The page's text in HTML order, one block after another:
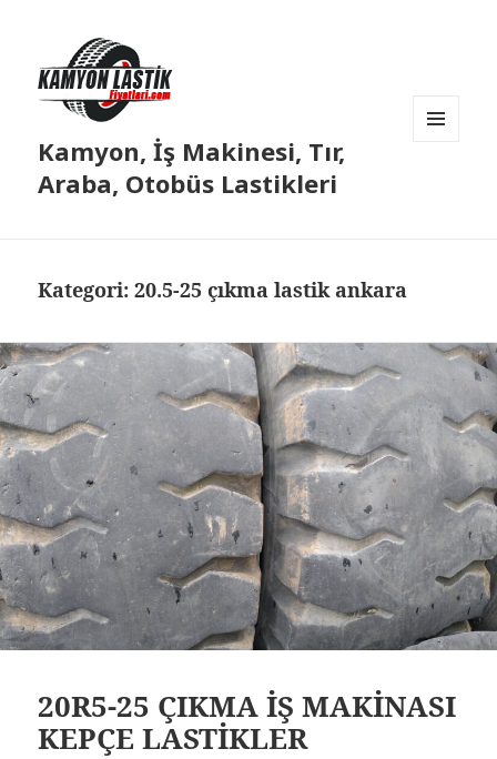
Kamyon, İş Makinesi, Tır,
Araba, Otobüs Lastikleri
Kategori:20.5-25 çıkma lastik ankara
20R5-25 ÇIKMA İŞ MAKİNASI
KEPÇE LASTİKLER